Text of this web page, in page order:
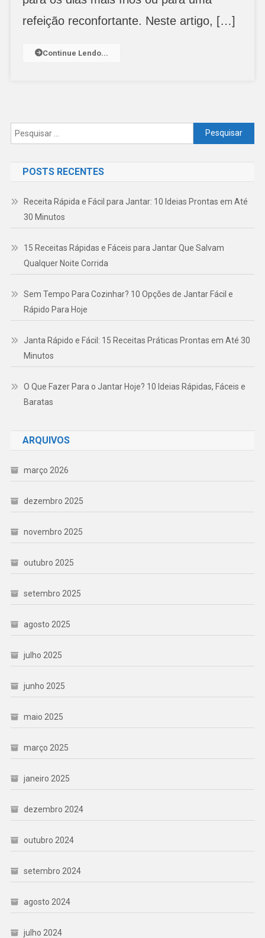
refeição reconfortante. Neste artigo, […]
Continue Lendo...
Pesquisar
por:
POSTS RECENTES
Receita Rápida e Fácil para Jantar: 10 Ideias Prontas em Até
30 Minutos
15 Receitas Rápidas e Fáceis para Jantar Que Salvam
Qualquer Noite Corrida
Sem Tempo Para Cozinhar? 10 Opções de Jantar Fácil e
Rápido Para Hoje
Janta Rápido e Fácil: 15 Receitas Práticas Prontas em Até 30
Minutos
O Que Fazer Para o Jantar Hoje? 10 Ideias Rápidas, Fáceis e
Baratas
ARQUIVOS
março 2026
dezembro 2025
novembro 2025
outubro 2025
setembro 2025
agosto 2025
julho 2025
junho 2025
maio 2025
março 2025
janeiro 2025
dezembro 2024
outubro 2024
setembro 2024
agosto 2024
julho 2024